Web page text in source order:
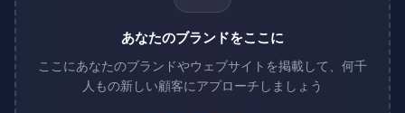
あなたのブランドをここに
ここにあなたのブランドやウェブサイトを掲載して、何千
人もの新しい顧客にアプローチしましょう